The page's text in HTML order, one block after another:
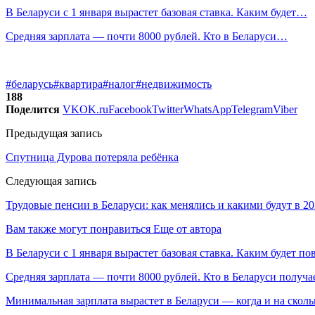
В Беларуси с 1 января вырастет базовая ставка. Каким будет…
Средняя зарплата — почти 8000 рублей. Кто в Беларуси…
#беларусь#квартира#налог#недвижимость
188
Поделится VKOK.ruFacebookTwitterWhatsAppTelegramViber
Предыдущая запись
Спутница Дурова потеряла ребёнка
Следующая запись
Трудовые пенсии в Беларуси: как менялись и какими будут в
Вам также могут понравиться Еще от автора
В Беларуси с 1 января вырастет базовая ставка. Каким будет
Средняя зарплата — почти 8000 рублей. Кто в Беларуси
Минимальная зарплата вырастет в Беларуси — когда и на